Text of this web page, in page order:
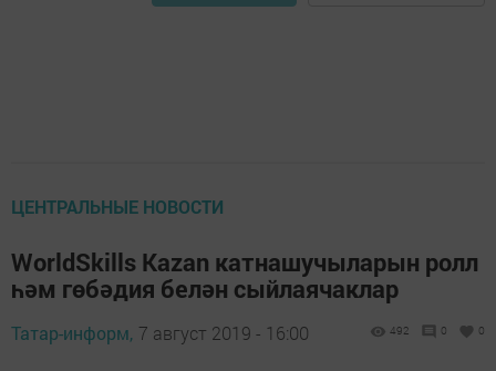
ЦЕНТРАЛЬНЫЕ НОВОСТИ
WorldSkills Kazan катнашучыларын ролл
һәм гөбәдия белән сыйлаячаклар
Татар-информ, 7 август 2019 - 16:00 492 0 0